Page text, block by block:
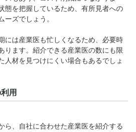
態を把握しているため、有所見者への
ーズでしょう。
には産業医も忙しくなるため、必要時
ります。紹介できる産業医の数にも限
人材を見つけにくい場合もあるでしょ
用
ら、自社に合わせた産業医を紹介する